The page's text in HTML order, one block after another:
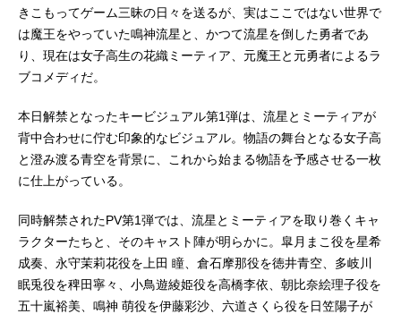
きこもってゲーム三昧の日々を送るが、実はここではない世界で
は魔王をやっていた鳴神流星と、かつて流星を倒した勇者であ
り、現在は女子高生の花織ミーティア、元魔王と元勇者によるラ
ブコメディだ。
本日解禁となったキービジュアル第1弾は、流星とミーティアが
背中合わせに佇む印象的なビジュアル。物語の舞台となる女子高
と澄み渡る青空を背景に、これから始まる物語を予感させる一枚
に仕上がっている。
同時解禁されたPV第1弾では、流星とミーティアを取り巻くキャ
ラクターたちと、そのキャスト陣が明らかに。皐月まこ役を星希
成奏、永守茉莉花役を上田 瞳、倉石摩那役を徳井青空、多岐川
眠兎役を稗田寧々、小鳥遊綾姫役を高橋李依、朝比奈絵理子役を
五十嵐裕美、鳴神 萌役を伊藤彩沙、六道さくら役を日笠陽子が